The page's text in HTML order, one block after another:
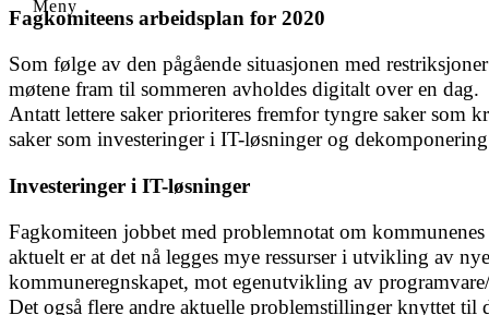
Fagkomiteens arbeidsplan for 2020
Som følge av den pågående situasjonen med
møtene fram til sommeren avholdes digitalt over en dag.
Antatt lettere saker prioriteres fremfor tyngre saker som
saker som investeringer i IT-løsninger og
Investeringer i IT-løsninger
Fagkomiteen jobbet med problemnotat om
aktuelt er at det nå legges mye ressurser i utvikling av
kommuneregnskapet, mot egenutvikling av
Det også flere andre aktuelle problemstillinger knyttet til